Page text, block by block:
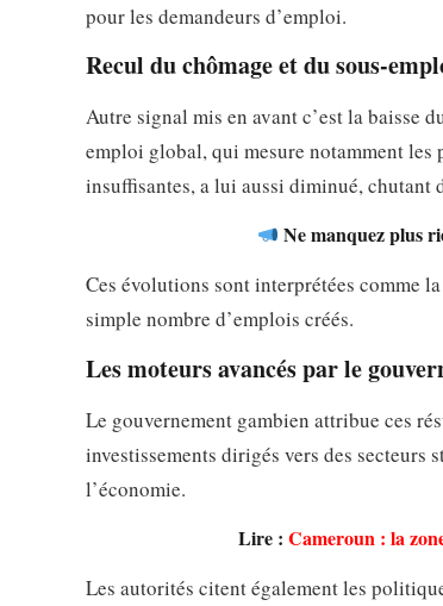
pour les demandeurs d’emploi.
Recul du chômage et du sous-
Autre signal mis en avant c’est la baisse
emploi global, qui mesure notamment les
insuffisantes, a lui aussi diminué, chutant
Ne manquez plus
Ces évolutions sont interprétées comme
simple nombre d’emplois créés.
Les moteurs avancés par le
Le gouvernement gambien attribue ces
investissements dirigés vers des secteurs
l’économie.
Lire : Cameroun : la
Les autorités citent également les